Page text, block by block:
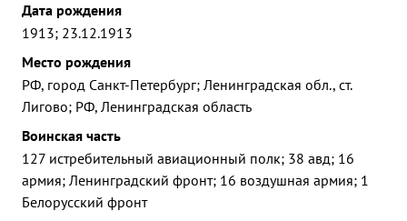
Дата рождения
1913; 23.12.1913
Место рождения
РФ, город Санкт-Петербург; Ленинградская обл., ст.
Лигово; РФ, Ленинградская область
Воинская часть
127 истребительный авиационный полк; 38 авд; 16
армия; Ленинградский фронт; 16 воздушная армия; 1
Белорусский фронт